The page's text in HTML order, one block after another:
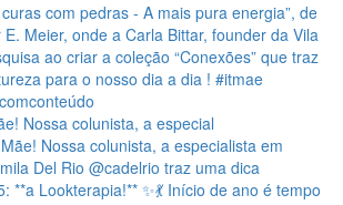
Nossa colunista, a especial